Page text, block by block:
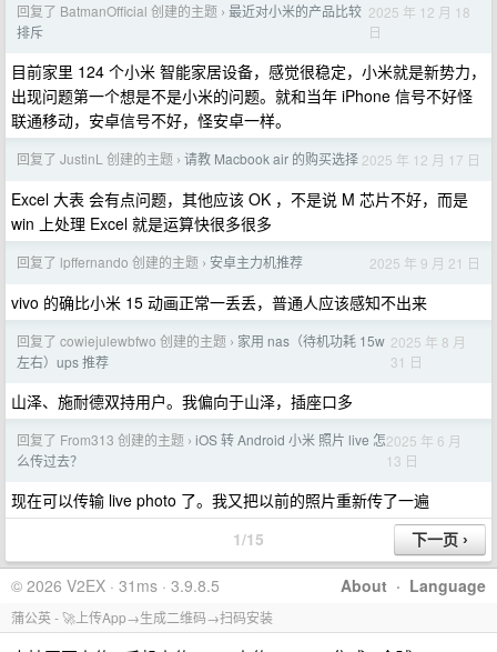
回复了 BatmanOfficial 创建的主题 › 最近对小米的产品比较
排斥
2025 年 12 月 18
日
目前家里 124 个小米 智能家居设备，感觉很稳定，小米就是新势力，
出现问题第一个想是不是小米的问题。就和当年 iPhone 信号不好怪
联通移动，安卓信号不好，怪安卓一样。
回复了 JustinL 创建的主题 › 请教 Macbook air 的购买选择 2025 年 12 月 17 日
Excel 大表 会有点问题，其他应该 OK ，不是说 M 芯片不好，而是
win 上处理 Excel 就是运算快很多很多
回复了 lpffernando 创建的主题 › 安卓主力机推荐 2025 年 9 月 21 日
vivo 的确比小米 15 动画正常一丢丢，普通人应该感知不出来
回复了 cowiejulewbfwo 创建的主题 › 家用 nas（待机功耗 15w
左右）ups 推荐
2025 年 8 月
31 日
山泽、施耐德双持用户。我偏向于山泽，插座口多
回复了 From313 创建的主题 › iOS 转 Android 小米 照片 live 怎
么传过去？
2025 年 6 月
13 日
现在可以传输 live photo 了。我又把以前的照片重新传了一遍
1/15
About · Language
© 2026 V2EX · 31ms · 3.9.8.5
蒲公英 - 🚀上传App→生成二维码→扫码安装